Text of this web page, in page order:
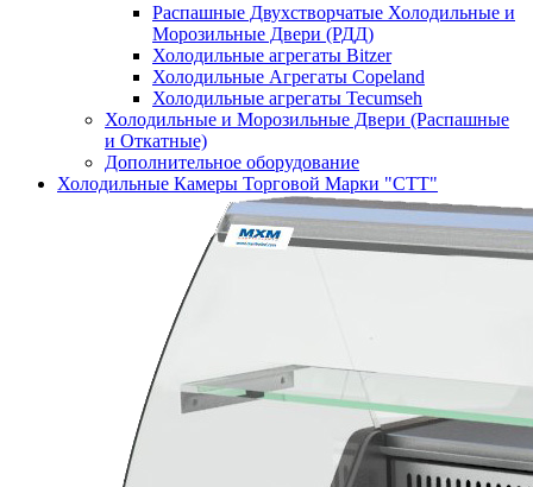
Распашные Двухстворчатые Холодильные и
Морозильные Двери (РДД)
Холодильные агрегаты Bitzer
Холодильные Агрегаты Copeland
Холодильные агрегаты Tecumseh
Холодильные и Морозильные Двери (Распашные
и Откатные)
Дополнительное оборудование
Холодильные Камеры Торговой Марки "СТТ"